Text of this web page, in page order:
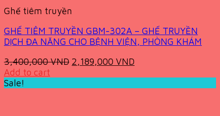
Ghế tiêm truyền
GHẾ TIÊM TRUYỀN GBM-302A – GHẾ TRUYỀN
DỊCH ĐA NĂNG CHO BỆNH VIỆN, PHÒNG KHÁM
3,400,000VND Original
2,189,000 VND
Add to cart
Sale!